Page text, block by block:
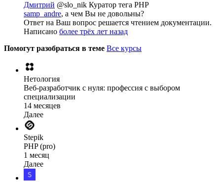
Дмитрий @slo_nik Куратор тега PHP
samp_andre, а чем Вы не довольны?
Ответ на Ваш вопрос решается чтением документации.
Написано более трёх лет назад
Помогут разобраться в теме Все курсы
Нетология
Веб-разработчик с нуля: профессия с выбором
специализации
14 месяцев
Далее
Stepik
PHP (pro)
1 месяц
Далее